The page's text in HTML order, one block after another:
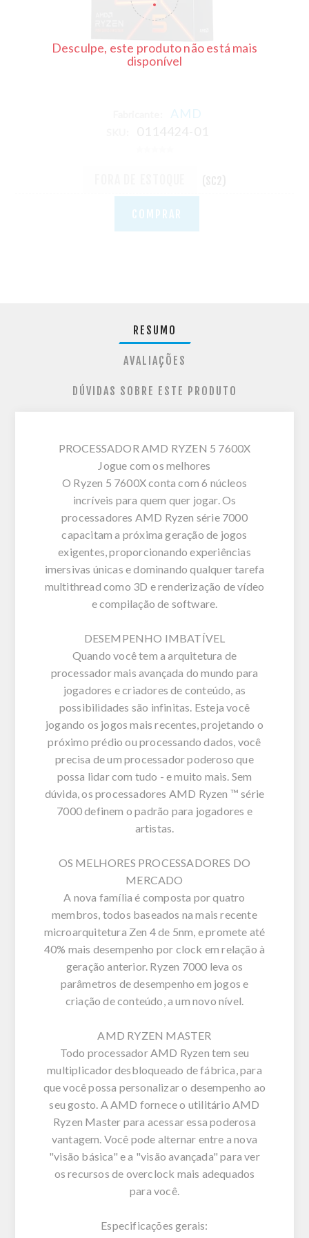
Desculpe, este produto não está mais
disponível
AMD
COMPRAR
RESUMO
AVALIAÇÕES
DÚVIDAS SOBRE ESTE PRODUTO
PROCESSADOR AMD RYZEN 5 7600X
Jogue com os melhores
O Ryzen 5 7600X conta com 6 núcleos
incríveis para quem quer jogar. Os
processadores AMD Ryzen série 7000
capacitam a próxima geração de jogos
exigentes, proporcionando experiências
imersivas únicas e dominando qualquer tarefa
multithread como 3D e renderização de vídeo
e compilação de software.
DESEMPENHO IMBATÍVEL
Quando você tem a arquitetura de
processador mais avançada do mundo para
jogadores e criadores de conteúdo, as
possibilidades são infinitas. Esteja você
jogando os jogos mais recentes, projetando o
próximo prédio ou processando dados, você
precisa de um processador poderoso que
possa lidar com tudo - e muito mais. Sem
dúvida, os processadores AMD Ryzen ™ série
7000 definem o padrão para jogadores e
artistas.
OS MELHORES PROCESSADORES DO
MERCADO
A nova família é composta por quatro
membros, todos baseados na mais recente
microarquitetura Zen 4 de 5nm, e promete até
40% mais desempenho por clock em relação à
geração anterior. Ryzen 7000 leva os
parâmetros de desempenho em jogos e
criação de conteúdo, a um novo nível.
AMD RYZEN MASTER
Todo processador AMD Ryzen tem seu
multiplicador desbloqueado de fábrica, para
que você possa personalizar o desempenho ao
seu gosto. A AMD fornece o utilitário AMD
Ryzen Master para acessar essa poderosa
vantagem. Você pode alternar entre a nova
"visão básica" e a "visão avançada" para ver
os recursos de overclock mais adequados
para você.
Especificações gerais: